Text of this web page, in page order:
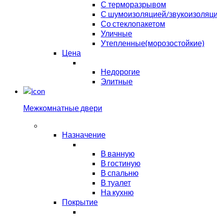
С терморазрывом
С шумоизоляцией/
Со стеклопакетом
Уличные
Утепленные(морозостойкие)
Цена
Недорогие
Элитные
Межкомнатные двери
Назначение
В ванную
В гостиную
В спальню
В туалет
На кухню
Покрытие